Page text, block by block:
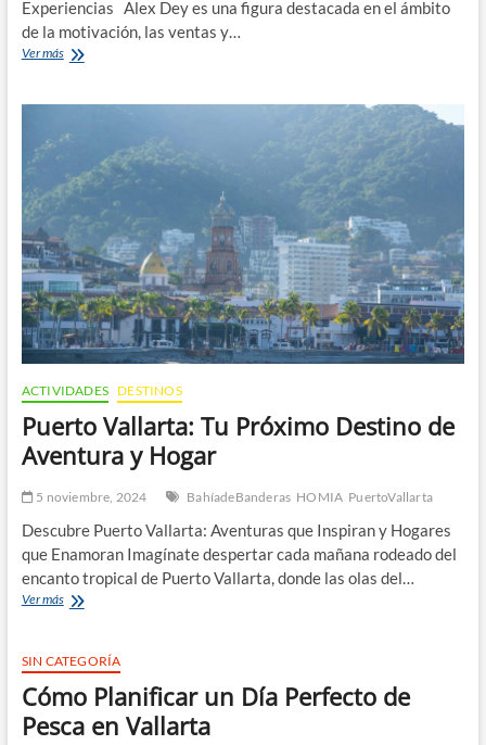
Experiencias Alex Dey es una figura destacada en el ámbito
de la motivación, las ventas y…
Ver más¿Quién
Y
Recorrido
En
Yate
Florero
ACTIVIDADES DESTINOS
Puerto Vallarta: Tu Próximo Destino de
Aventura y Hogar
5 noviembre, 2024 BahíadeBanderas HOMIA PuertoVallarta
Descubre Puerto Vallarta: Aventuras que Inspiran y Hogares
que Enamoran Imagínate despertar cada mañana rodeado del
encanto tropical de Puerto Vallarta, donde las olas del…
Ver másPuerto
Próximo
Destino
de
y
SIN CATEGORÍA
Cómo Planificar un Día Perfecto de
Pesca en Vallarta